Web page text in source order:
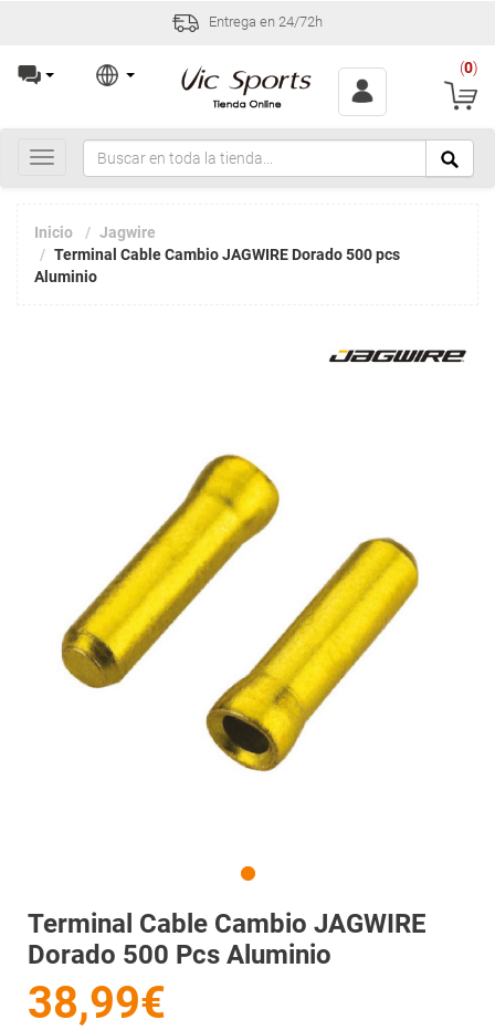
Entrega en 24/72h
(0)
Toggle
navigation
Inicio
Jagwire
Terminal Cable Cambio JAGWIRE Dorado 500 pcs
Aluminio
Terminal Cable Cambio JAGWIRE
Dorado 500 Pcs Aluminio
38,99€